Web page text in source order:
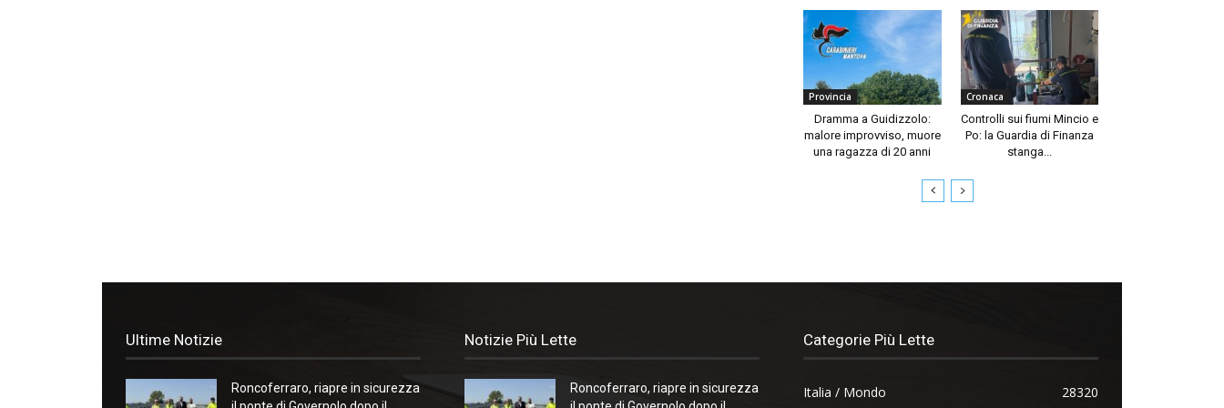
Provincia
Dramma a Guidizzolo:
malore improvviso, muore
una ragazza di 20 anni
Cronaca
Controlli sui fiumi Mincio e
Po: la Guardia di Finanza
stanga...
Ultime Notizie
Roncoferraro, riapre in sicurezza
Notizie Più Lette
Roncoferraro, riapre in sicurezza
Categorie Più Lette
Italia / Mondo 28320